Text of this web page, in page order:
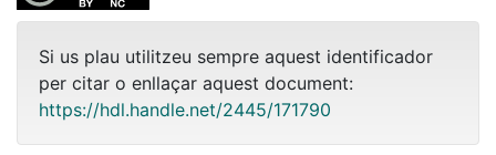
Si us plau utilitzeu sempre aquest identificador
per citar o enllaçar aquest document:
https://hdl.handle.net/2445/171790